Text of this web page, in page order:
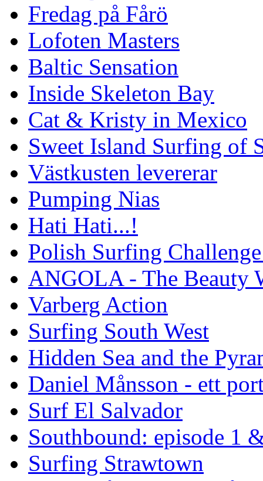
Fredag på Fårö
Lofoten Masters
Baltic Sensation
Inside Skeleton Bay
Cat & Kristy in Mexico
Sweet Island Surfing of
Västkusten levererar
Pumping Nias
Hati Hati...!
Polish Surfing
ANGOLA - The Beauty
Varberg Action
Surfing South West
Hidden Sea and the
Daniel Månsson - ett
Surf El Salvador
Southbound: episode 1
Surfing Strawtown